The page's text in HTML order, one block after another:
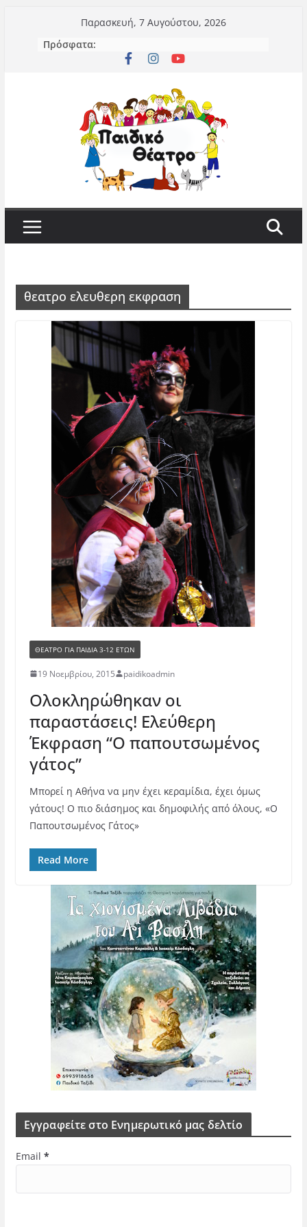
περιεχόμενο
Παρασκευή, 7 Αυγούστου, 2026
Πρόσφατα:
θεατρο ελευθερη εκφραση
ΘΈΑΤΡΟ ΓΙΑ ΠΑΙΔΙΆ 3-12 ΕΤΏΝ
19 Νοεμβρίου, 2015 paidikoadmin
Ολοκληρώθηκαν οι
παραστάσεις! Ελεύθερη
Έκφραση “Ο παπουτσωμένος
γάτος”
Μπορεί η Αθήνα να μην έχει κεραμίδια, έχει όμως
γάτους! Ο πιο διάσημος και δημοφιλής από όλους, «Ο
Παπουτσωμένος Γάτος»
Read More
Εγγραφείτε στο Ενημερωτικό μας δελτίο
Email *